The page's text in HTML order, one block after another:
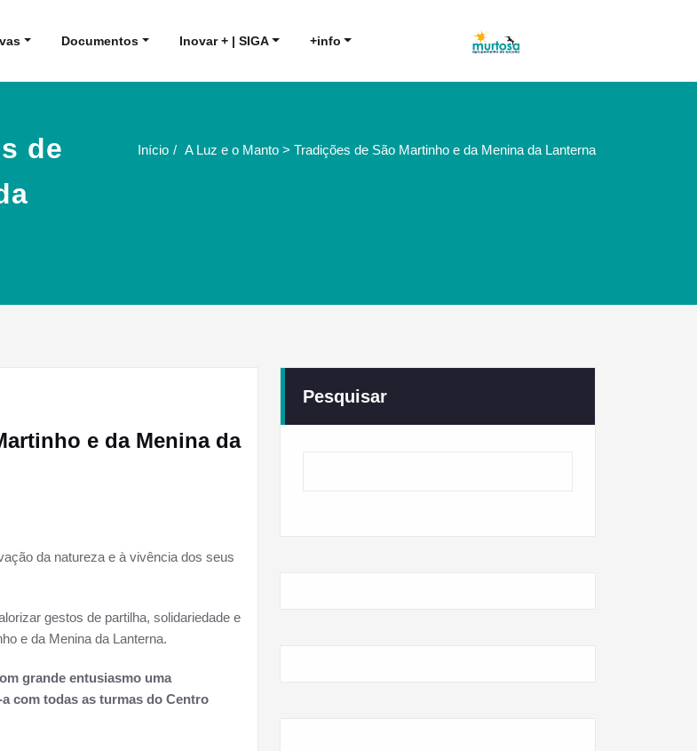
AE Murtosa
Agrupamento de Escolas da
Murtosa
Documentos Inovar + | SIGA +info
de
Início A Luz e o Manto > Tradições de São Martinho e da Menina da Lanterna
e da Menina da
da natureza e à vivência dos seus
gestos de partilha, solidariedade e
e da Menina da Lanterna.
grande entusiasmo uma
com todas as turmas do Centro
Pesquisar